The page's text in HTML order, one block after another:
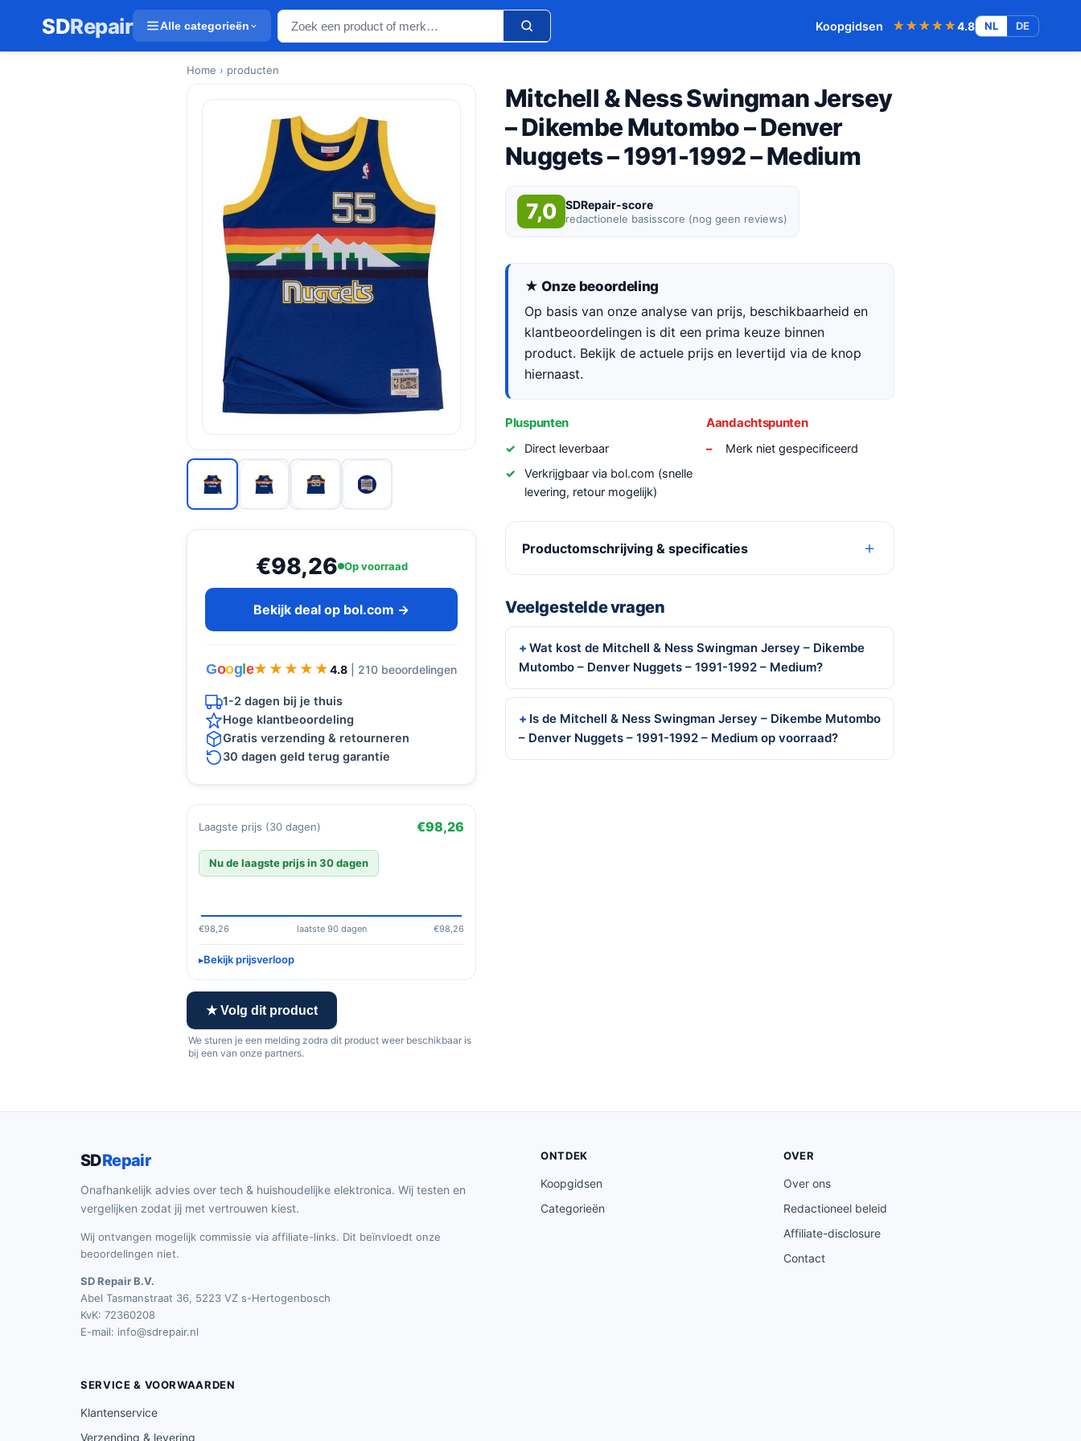
SDRepair Alle categorieën Koopgidsen ★★★★★
★★★★★4.8 NL DE
Home › producten
€98,26 Op voorraad
Bekijk deal op bol.com →
Goog e★★★★★
★★★★★ 4.8 | 210 beoordelingen
1-2 dagen bij je thuis
Hoge klantbeoordeling
Gratis verzending & retourneren
30 dagen geld terug garantie
Laagste prijs (30 dagen) €98,26
Nu de laagste prijs in 30 dagen
€98,26 laatste 90 dagen €98,26
Bekijk prijsverloop
★ Volg dit product
We sturen je een melding zodra dit product weer beschikbaar is
bij een van onze partners.
Mitchell & Ness Swingman Jersey
– Dikembe Mutombo – Denver
Nuggets – 1991-1992 – Medium
7,0 SDRepair-score
redactionele basisscore (nog geen reviews)
★ Onze beoordeling
Op basis van onze analyse van prijs, beschikbaarheid en
klantbeoordelingen is dit een prima keuze binnen
product. Bekijk de actuele prijs en levertijd via de knop
hiernaast.
Pluspunten
Direct leverbaar
Verkrijgbaar via bol.com (snelle
levering, retour mogelijk)
Aandachtspunten
Merk niet gespecificeerd
Productomschrijving & specificaties
Veelgestelde vragen
Wat kost de Mitchell & Ness Swingman Jersey – Dikembe
Mutombo – Denver Nuggets – 1991-1992 – Medium?
Is de Mitchell & Ness Swingman Jersey – Dikembe Mutombo
– Denver Nuggets – 1991-1992 – Medium op voorraad?
SDRepair
Onafhankelijk advies over tech & huishoudelijke elektronica. Wij testen en
vergelijken zodat jij met vertrouwen kiest.
Wij ontvangen mogelijk commissie via affiliate-links. Dit beïnvloedt onze
beoordelingen niet.
SD Repair B.V.
Abel Tasmanstraat 36, 5223 VZ s-Hertogenbosch
KvK: 72360208
E-mail: info@sdrepair.nl
ONTDEK
Koopgidsen
Categorieën
OVER
Over ons
Redactioneel beleid
Affiliate-disclosure
Contact
SERVICE & VOORWAARDEN
Klantenservice
Verzending & levering